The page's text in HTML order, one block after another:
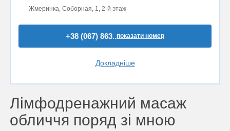
Жмеринка, Соборная, 1, 2-й этаж
+38 (067) 863..показати номер
Докладніше
Лімфодренажний масаж
обличчя поряд зі мною